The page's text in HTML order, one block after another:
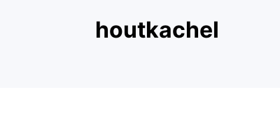
houtkachel